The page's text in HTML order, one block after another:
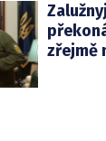
zřejmě